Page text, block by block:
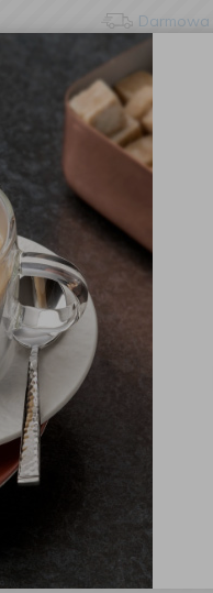
DEKORACJE
356)
Podkategoria
Change language?
We've detected that
switch to the English